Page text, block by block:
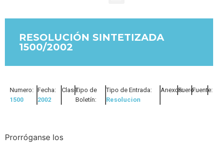
RESOLUCIÓN SINTETIZADA
1500/2002
Numero:
1500
Fecha:
2002
Clase:Tipo de
Boletín:
Tipo de Entrada:
Resolucion
Anexos:Fuero:Fuente:
Prorróganse los